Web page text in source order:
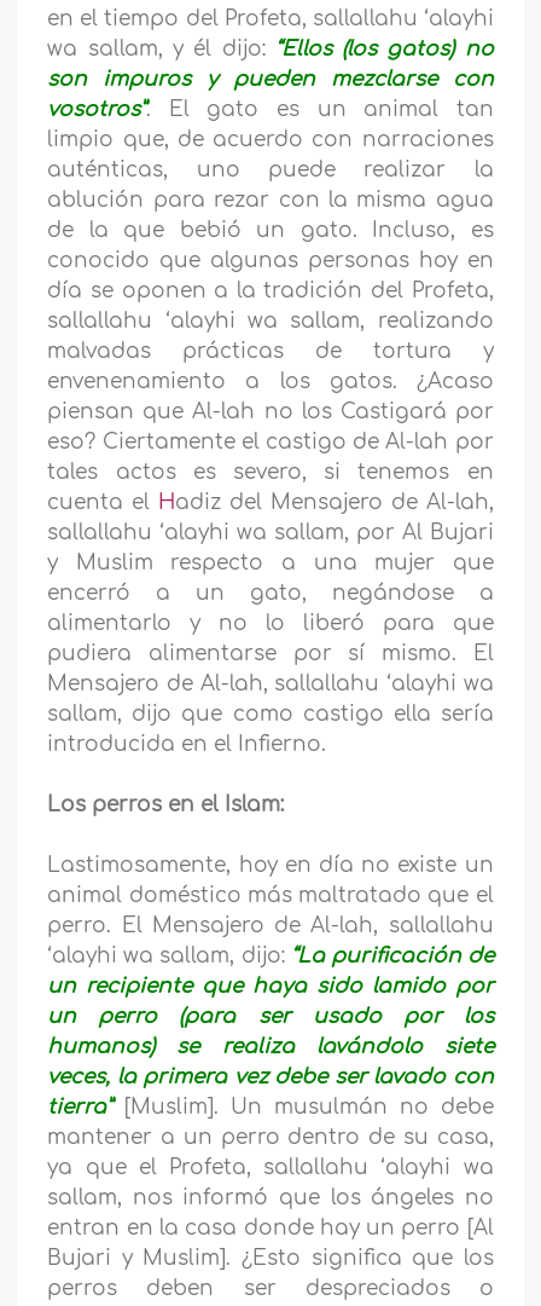
en el tiempo del Profeta, sallallahu ‘alayhi
wa sallam, y él dijo: “Ellos (los gatos) no
son impuros y pueden mezclarse con
vosotros”. El gato es un animal tan
limpio que, de acuerdo con narraciones
auténticas, uno puede realizar la
ablución para rezar con la misma agua
de la que bebió un gato. Incluso, es
conocido que algunas personas hoy en
día se oponen a la tradición del Profeta,
sallallahu ‘alayhi wa sallam, realizando
malvadas prácticas de tortura y
envenenamiento a los gatos. ¿Acaso
piensan que Al-lah no los Castigará por
eso? Ciertamente el castigo de Al-lah por
tales actos es severo, si tenemos en
cuenta el Hadiz del Mensajero de Al-lah,
sallallahu ‘alayhi wa sallam, por Al Bujari
y Muslim respecto a una mujer que
encerró a un gato, negándose a
alimentarlo y no lo liberó para que
pudiera alimentarse por sí mismo. El
Mensajero de Al-lah, sallallahu ‘alayhi wa
sallam, dijo que como castigo ella sería
introducida en el Infierno.
Los perros en el Islam:
Lastimosamente, hoy en día no existe un
animal doméstico más maltratado que el
perro. El Mensajero de Al-lah, sallallahu
‘alayhi wa sallam, dijo: “La purificación de
un recipiente que haya sido lamido por
un perro (para ser usado por los
humanos) se realiza lavándolo siete
veces, la primera vez debe ser lavado con
tierra”[Muslim]. Un musulmán no debe
mantener a un perro dentro de su casa,
ya que el Profeta, sallallahu ‘alayhi wa
sallam, nos informó que los ángeles no
entran en la casa donde hay un perro [Al
Bujari y Muslim]. ¿Esto significa que los
perros deben ser despreciados o